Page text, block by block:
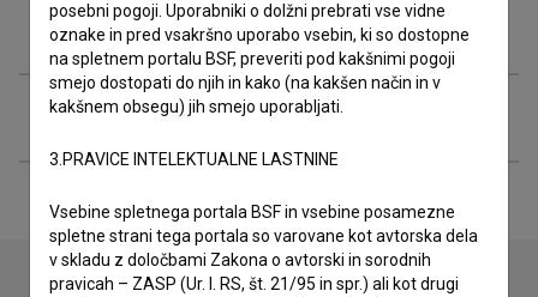
Filmografija (2)
Razširjeni podatki
posebni pogoji. Uporabniki o dolžni prebrati vse vidne
oznake in pred vsakršno uporabo vsebin, ki so dostopne
na spletnem portalu BSF, preveriti pod kakšnimi pogoji
smejo dostopati do njih in kako (na kakšen način in v
kakšnem obsegu) jih smejo uporabljati.
3.PRAVICE INTELEKTUALNE LASTNINE
Vsebine spletnega portala BSF in vsebine posamezne
spletne strani tega portala so varovane kot avtorska dela
v skladu z določbami Zakona o avtorski in sorodnih
pravicah – ZASP (Ur. l. RS, št. 21/95 in spr.) ali kot drugi